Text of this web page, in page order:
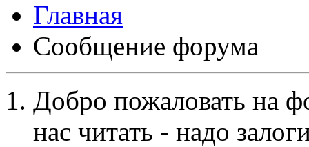
Сообщение форума
Добро пожаловать на
нас читать - надо